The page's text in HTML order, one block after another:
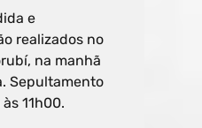
e
realizados no
na manhã
Sepultamento
11h00.